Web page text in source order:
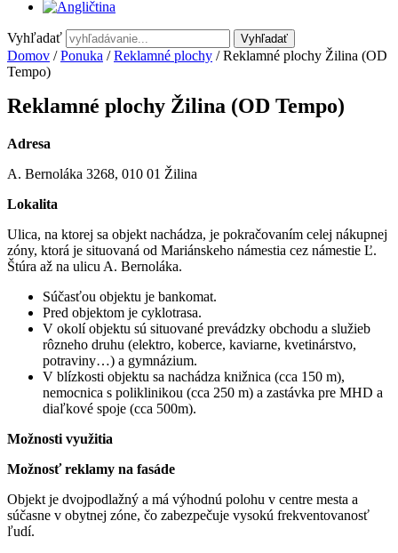
Vyhľadať Vyhľadať
Domov /Ponuka /Reklamné plochy / Reklamné plochy Žilina (OD
Tempo)
Reklamné plochy Žilina (OD Tempo)
Adresa
A. Bernoláka 3268, 010 01 Žilina
Lokalita
Ulica, na ktorej sa objekt nachádza, je pokračovaním celej nákupnej
zóny, ktorá je situovaná od Mariánskeho námestia cez námestie Ľ.
Štúra až na ulicu A. Bernoláka.
Súčasťou objektu je bankomat.
Pred objektom je cyklotrasa.
V okolí objektu sú situované prevádzky obchodu a služieb
rôzneho druhu (elektro, koberce, kaviarne, kvetinárstvo,
potraviny…) a gymnázium.
V blízkosti objektu sa nachádza knižnica (cca 150 m),
nemocnica s poliklinikou (cca 250 m) a zastávka pre MHD a
diaľkové spoje (cca 500m).
Možnosti využitia
Možnosť reklamy na fasáde
Objekt je dvojpodlažný a má výhodnú polohu v centre mesta a
súčasne v obytnej zóne, čo zabezpečuje vysokú frekventovanosť
ľudí.